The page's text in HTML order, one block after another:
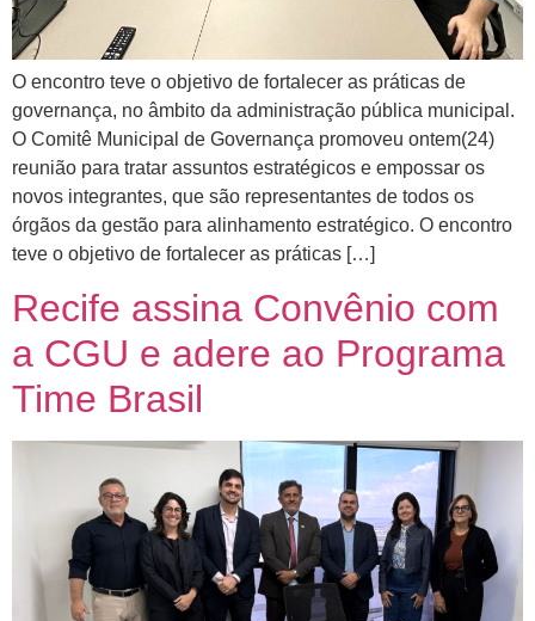
O encontro teve o objetivo de fortalecer as práticas de
governança, no âmbito da administração pública municipal.
O Comitê Municipal de Governança promoveu ontem(24)
reunião para tratar assuntos estratégicos e empossar os
novos integrantes, que são representantes de todos os
órgãos da gestão para alinhamento estratégico. O encontro
teve o objetivo de fortalecer as práticas […]
Recife assina Convênio com
a CGU e adere ao Programa
Time Brasil